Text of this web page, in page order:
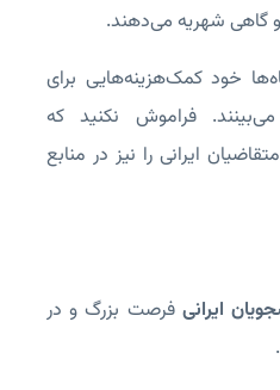
و گاهی شهریه می‌دهند.
خود کمک‌هزینه‌هایی برای
فراموش نکنید که
ایرانی را نیز در منابع
ایرانی فرصت بزرگ و در